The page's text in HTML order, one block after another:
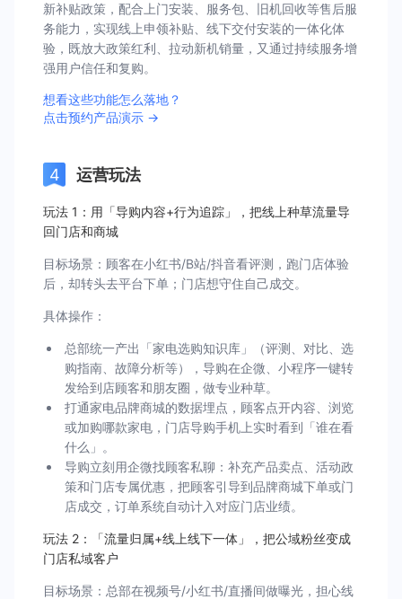
新补贴政策，配合上门安装、服务包、旧机回收等售后服
务能力，实现线上申领补贴、线下交付安装的一体化体
验，既放大政策红利、拉动新机销量，又通过持续服务增
强用户信任和复购。
想看这些功能怎么落地？
点击预约产品演示 →
运营玩法
玩法 1：用「导购内容+行为追踪」，把线上种草流量导
回门店和商城
目标场景：顾客在小红书/B站/抖音看评测，跑门店体验
后，却转头去平台下单；门店想守住自己成交。
具体操作：
总部统一产出「家电选购知识库」（评测、对比、选
购指南、故障分析等），导购在企微、小程序一键转
发给到店顾客和朋友圈，做专业种草。
打通家电品牌商城的数据埋点，顾客点开内容、浏览
或加购哪款家电，门店导购手机上实时看到「谁在看
什么」。
导购立刻用企微找顾客私聊：补充产品卖点、活动政
策和门店专属优惠，把顾客引导到品牌商城下单或门
店成交，订单系统自动计入对应门店业绩。
玩法 2：「流量归属+线上线下一体」，把公域粉丝变成
门店私域客户
目标场景：总部在视频号/小红书/直播间做曝光，担心线